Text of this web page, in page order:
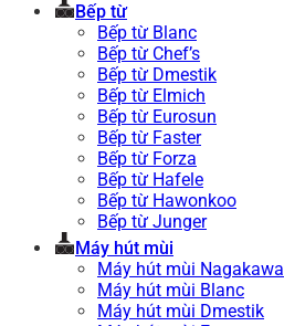
Bếp từ
Bếp từ Blanc
Bếp từ Chef’s
Bếp từ Dmestik
Bếp từ Elmich
Bếp từ Eurosun
Bếp từ Faster
Bếp từ Forza
Bếp từ Hafele
Bếp từ Hawonkoo
Bếp từ Junger
Máy hút mùi
Máy hút mùi Nagakawa
Máy hút mùi Blanc
Máy hút mùi Dmestik